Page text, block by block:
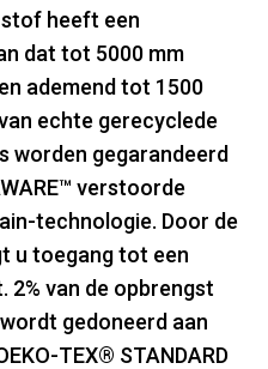
stof heeft een
dat tot 5000 mm
ademend tot 1500
echte gerecyclede
worden gegarandeerd
verstoorde
technologie. Door de
u toegang tot een
2% van de opbrengst
gedoneerd aan
TEX® STANDARD